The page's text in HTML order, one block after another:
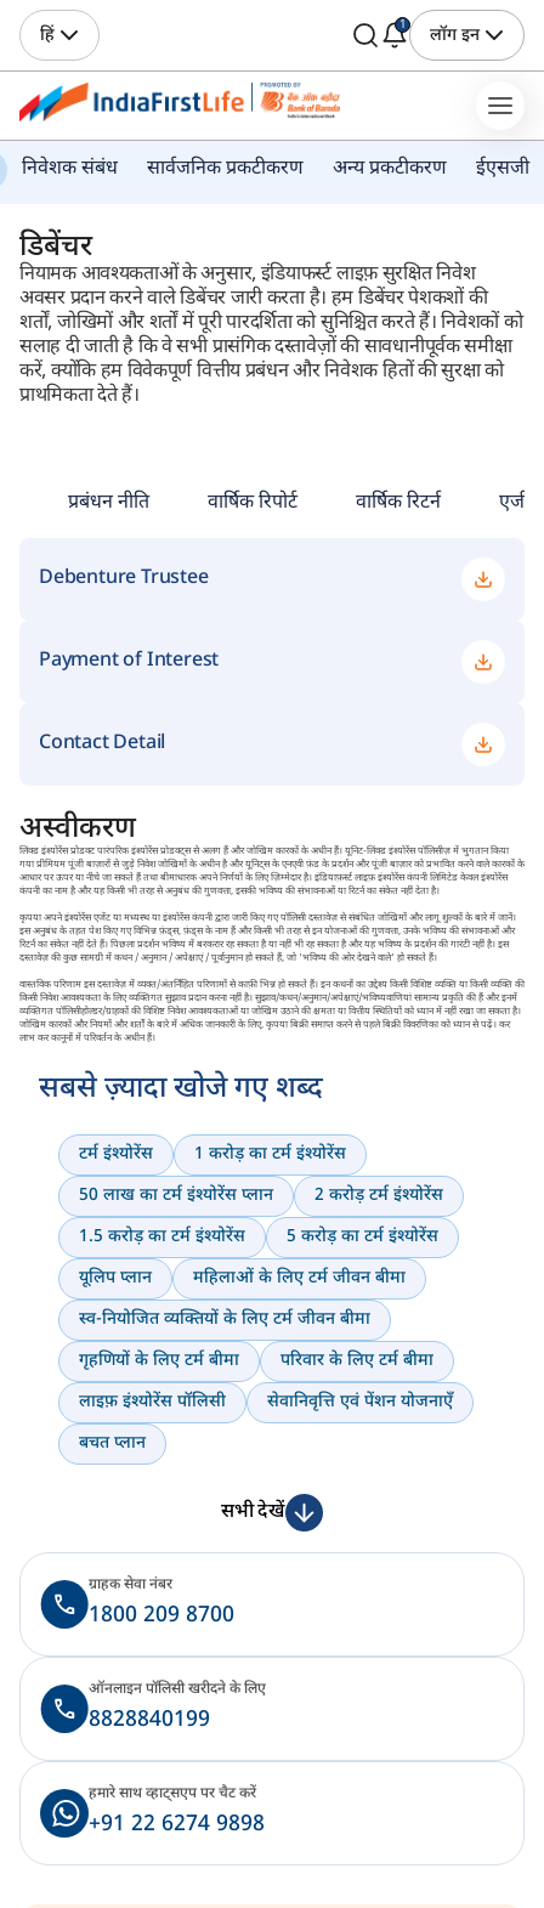
हिं 1 लॉग इन
निवेशक संबंध सार्वजनिक प्रकटीकरण अन्य प्रकटीकरण ईएसजी
डिबेंचर
नियामक आवश्यकताओं के अनुसार, इंडियाफर्स्ट लाइफ़ सुरक्षित निवेश
अवसर प्रदान करने वाले डिबेंचर जारी करता है। हम डिबेंचर पेशकशों की
शर्तों, जोखिमों और शर्तों में पूरी पारदर्शिता को सुनिश्चित करते हैं। निवेशकों को
सलाह दी जाती है कि वे सभी प्रासंगिक दस्तावेज़ों की सावधानीपूर्वक समीक्षा
करें, क्योंकि हम विवेकपूर्ण वित्तीय प्रबंधन और निवेशक हितों की सुरक्षा को
प्राथमिकता देते हैं।
प्रबंधन नीति वार्षिक रिपोर्ट वार्षिक रिटर्न
Debenture Trustee
Payment of Interest
Contact Detail
अस्वीकरण
लिंक्ड इंश्योरेंस प्रोडक्ट पारंपरिक इंश्योरेंस प्रोडक्ट्स से अलग हैं और जोखिम कारकों के अधीन हैं। यूनिट-लिंक्ड इंश्योरेंस पॉलिसीज़ में भुगतान किया
गया प्रीमियम पूंजी बाज़ारों से जुड़े निवेश जोखिमों के अधीन है और यूनिट्स के एनएवी फ़ंड के प्रदर्शन और पूंजी बाज़ार को प्रभावित करने वाले कारकों के
आधार पर ऊपर या नीचे जा सकते हैं तथा बीमाधारक अपने निर्णयों के लिए ज़िम्मेदार है। इंडियाफ़र्स्ट लाइफ़ इंश्योरेंस कंपनी लिमिटेड केवल इंश्योरेंस
कंपनी का नाम है और यह किसी भी तरह से अनुबंध की गुणवत्ता, इसकी भविष्य की संभावनाओं या रिटर्न का संकेत नहीं देता है।
कृपया अपने इंश्योरेंस एजेंट या मध्यस्थ या इंश्योरेंस कंपनी द्वारा जारी किए गए पॉलिसी दस्तावेज़ से संबंधित जोखिमों और लागू शुल्कों के बारे में जानें।
इस अनुबंध के तहत पेश किए गए विभिन्न फ़ंड्स, फ़ंड्स के नाम हैं और किसी भी तरह से इन योजनाओं की गुणवत्ता, उनके भविष्य की संभावनाओं और
रिटर्न का संकेत नहीं देते हैं। पिछला प्रदर्शन भविष्य में बरकरार रह सकता है या नहीं भी रह सकता है और यह भविष्य के प्रदर्शन की गारंटी नहीं है। इस
दस्तावेज़ की कुछ सामग्री में कथन / अनुमान / अपेक्षाएं / पूर्वानुमान हो सकते हैं, जो 'भविष्य की ओर देखने वाले' हो सकते हैं।
वास्तविक परिणाम इस दस्तावेज़ में व्यक्त/अंतर्निहित परिणामों से काफ़ी भिन्न हो सकते हैं। इन कथनों का उद्देश्य किसी विशिष्ट व्यक्ति या किसी व्यक्ति की
किसी निवेश आवश्यकता के लिए व्यक्तिगत सुझाव प्रदान करना नहीं है। सुझाव/कथन/अनुमान/अपेक्षाएं/भविष्यवाणियां सामान्य प्रकृति की हैं और इनमें
व्यक्तिगत पॉलिसीहोल्डर/ग्राहकों की विशिष्ट निवेश आवश्यकताओं या जोखिम उठाने की क्षमता या वित्तीय स्थितियों को ध्यान में नहीं रखा जा सकता है।
जोखिम कारकों और नियमों और शर्तों के बारे में अधिक जानकारी के लिए, कृपया बिक्री समाप्त करने से पहले बिक्री विवरणिका को ध्यान से पढ़ें। कर
लाभ कर कानूनों में परिवर्तन के अधीन हैं।
सबसे ज़्यादा खोजे गए शब्द
टर्म इंश्योरेंस
1 करोड़ का टर्म इंश्योरेंस
50 लाख का टर्म इंश्योरेंस प्लान
2 करोड़ टर्म इंश्योरेंस
1.5 करोड़ का टर्म इंश्योरेंस
5 करोड़ का टर्म इंश्योरेंस
यूलिप प्लान
महिलाओं के लिए टर्म जीवन बीमा
स्व-नियोजित व्यक्तियों के लिए टर्म जीवन बीमा
गृहणियों के लिए टर्म बीमा
परिवार के लिए टर्म बीमा
लाइफ़ इंश्योरेंस पॉलिसी
सेवानिवृत्ति एवं पेंशन योजनाएँ
बचत प्लान
सभी देखें
1800 209 8700
ग्राहक सेवा नंबर
8828840199
ऑनलाइन पॉलिसी खरीदने के लिए
+91 22 6274 9898
हमारे साथ व्हाट्सएप पर चैट करें